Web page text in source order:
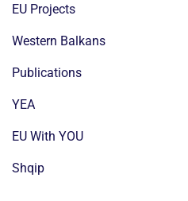
EU Projects
Western Balkans
Publications
YEA
EU With YOU
Shqip